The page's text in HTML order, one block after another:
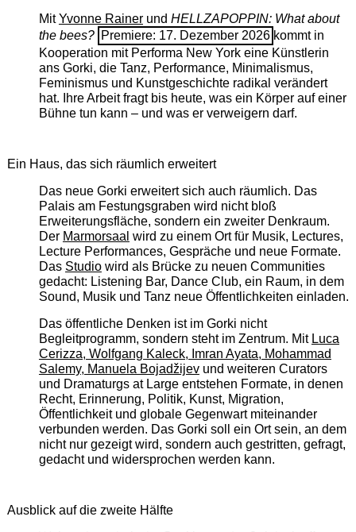
MitYvonne Rainerund HELLZAPOPPIN: What about
the bees? Premiere: 17. Dezember 2026 kommt in
Kooperation mit Performa New York eine Künstlerin
ans Gorki, die Tanz, Performance, Minimalismus,
Feminismus und Kunstgeschichte radikal verändert
hat. Ihre Arbeit fragt bis heute, was ein Körper auf einer
Bühne tun kann – und was er verweigern darf.
Ein Haus, das sich räumlich erweitert
Das neue Gorki erweitert sich auch räumlich. Das
Palais am Festungsgraben wird nicht bloß
Erweiterungsfläche, sondern ein zweiter Denkraum.
Der Marmorsaal wird zu einem Ort für Musik, Lectures,
Lecture Performances, Gespräche und neue Formate.
Das Studiowird als Brücke zu neuen Communities
gedacht: Listening Bar, Dance Club, ein Raum, in dem
Sound, Musik und Tanz neue Öffentlichkeiten einladen.
Das öffentliche Denken ist im Gorki nicht
Begleitprogramm, sondern steht im Zentrum. Mit Luca
Cerizza, Wolfgang Kaleck, Imran Ayata, Mohammad
Salemy, Manuela Bojadžijevund weiteren Curators
und Dramaturgs at Large entstehen Formate, in denen
Recht, Erinnerung, Politik, Kunst, Migration,
Öffentlichkeit und globale Gegenwart miteinander
verbunden werden. Das Gorki soll ein Ort sein, an dem
nicht nur gezeigt wird, sondern auch gestritten, gefragt,
gedacht und widersprochen werden kann.
Ausblick auf die zweite Hälfte